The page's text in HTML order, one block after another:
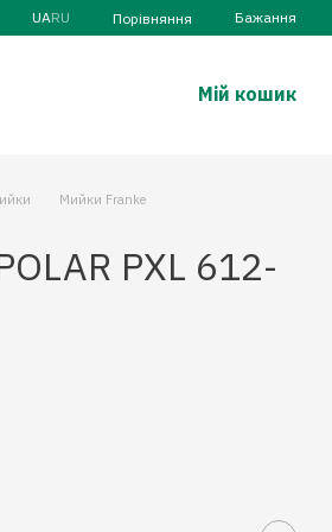
UARU Порівняння Бажання
Мій кошик
Мийки Franke
PXL 612-